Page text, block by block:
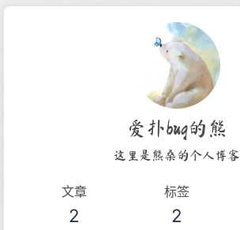
爱扑bug的熊
这里是熊桑的个人博客
文章
2
标签
2